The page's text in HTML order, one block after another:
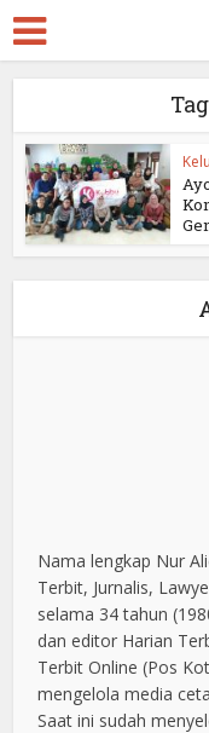
Nama lengkap Nur
Terbit, Jurnalis,
selama 34 tahun
dan editor Harian
Terbit Online (Pos
mengelola media
Saat ini sudah